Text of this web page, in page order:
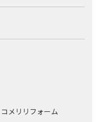
コメリリフォーム